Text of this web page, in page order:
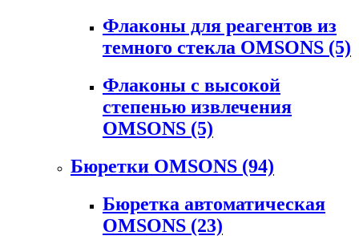
Флаконы для реагентов из
темного стекла OMSONS (5)
Флаконы с высокой
степенью извлечения
OMSONS (5)
Бюретки OMSONS (94)
Бюретка автоматическая
OMSONS (23)